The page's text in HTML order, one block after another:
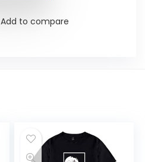
Add to compare